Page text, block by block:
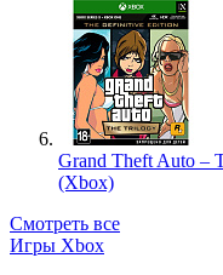
Grand Theft Auto –
(Xbox)
Смотреть все
Игры Xbox